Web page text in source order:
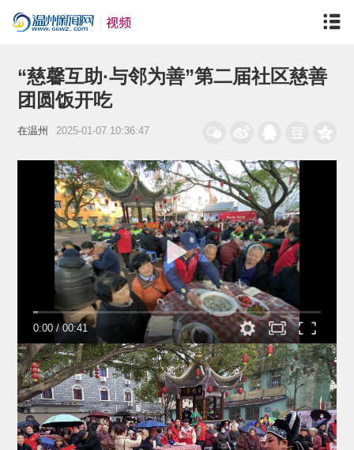
“慈馨互助·与邻为善”第二届社区慈善
团圆饭开吃
在温州 2025-01-07 10:36:47
0:00/00:41